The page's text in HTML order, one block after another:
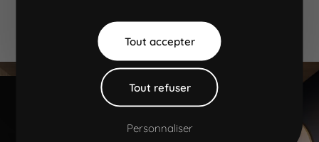
On se retrouve au
Tout accepter
Tout refuser
Personnaliser